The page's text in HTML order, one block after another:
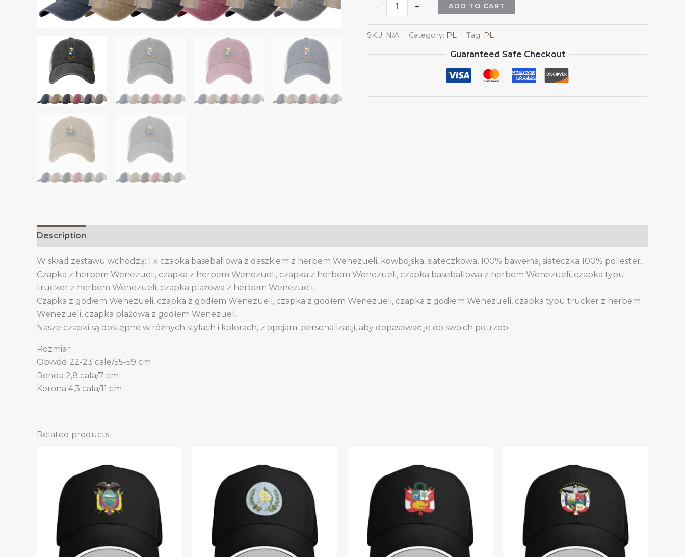
-
Wenezueli,
kapelusze
dla
kobiet,
typu
wenezuelskim
emblematem
+ ADD TO CART
SKU: N/A Category: PL Tag: PL
Guaranteed Safe Checkout
Description
W skład zestawu wchodzą: 1 x czapka baseballowa z daszkiem z herbem Wenezueli, kowbojska, siateczkowa, 100% bawełna, siateczka 100% poliester.
Czapka z herbem Wenezueli, czapka z herbem Wenezueli, czapka z herbem Wenezueli, czapka baseballowa z herbem Wenezueli, czapka typu
trucker z herbem Wenezueli, czapka plażowa z herbem Wenezueli.
Czapka z godłem Wenezueli, czapka z godłem Wenezueli, czapka z godłem Wenezueli, czapka z godłem Wenezueli, czapka typu trucker z herbem
Wenezueli, czapka plażowa z godłem Wenezueli.
Nasze czapki są dostępne w różnych stylach i kolorach, z opcjami personalizacji, aby dopasować je do swoich potrzeb.
Rozmiar:
Obwód 22-23 cale/55-59 cm
Ronda 2,8 cala/7 cm
Korona 4,3 cala/11 cm
Related products